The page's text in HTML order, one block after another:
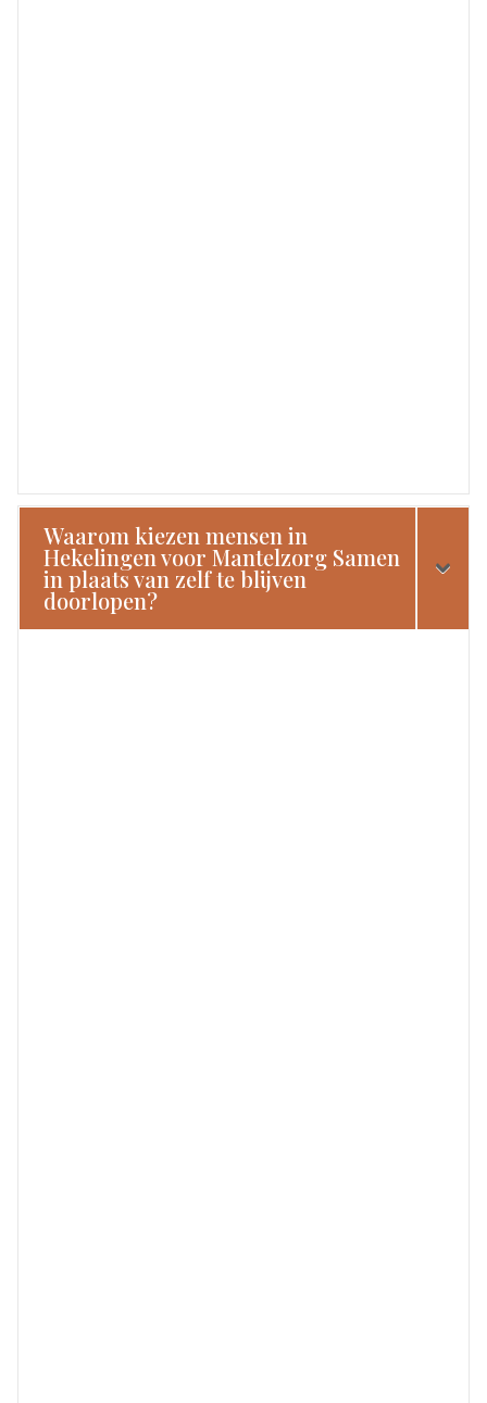
Waarom kiezen mensen in
Hekelingen voor Mantelzorg Samen
in plaats van zelf te blijven
doorlopen?